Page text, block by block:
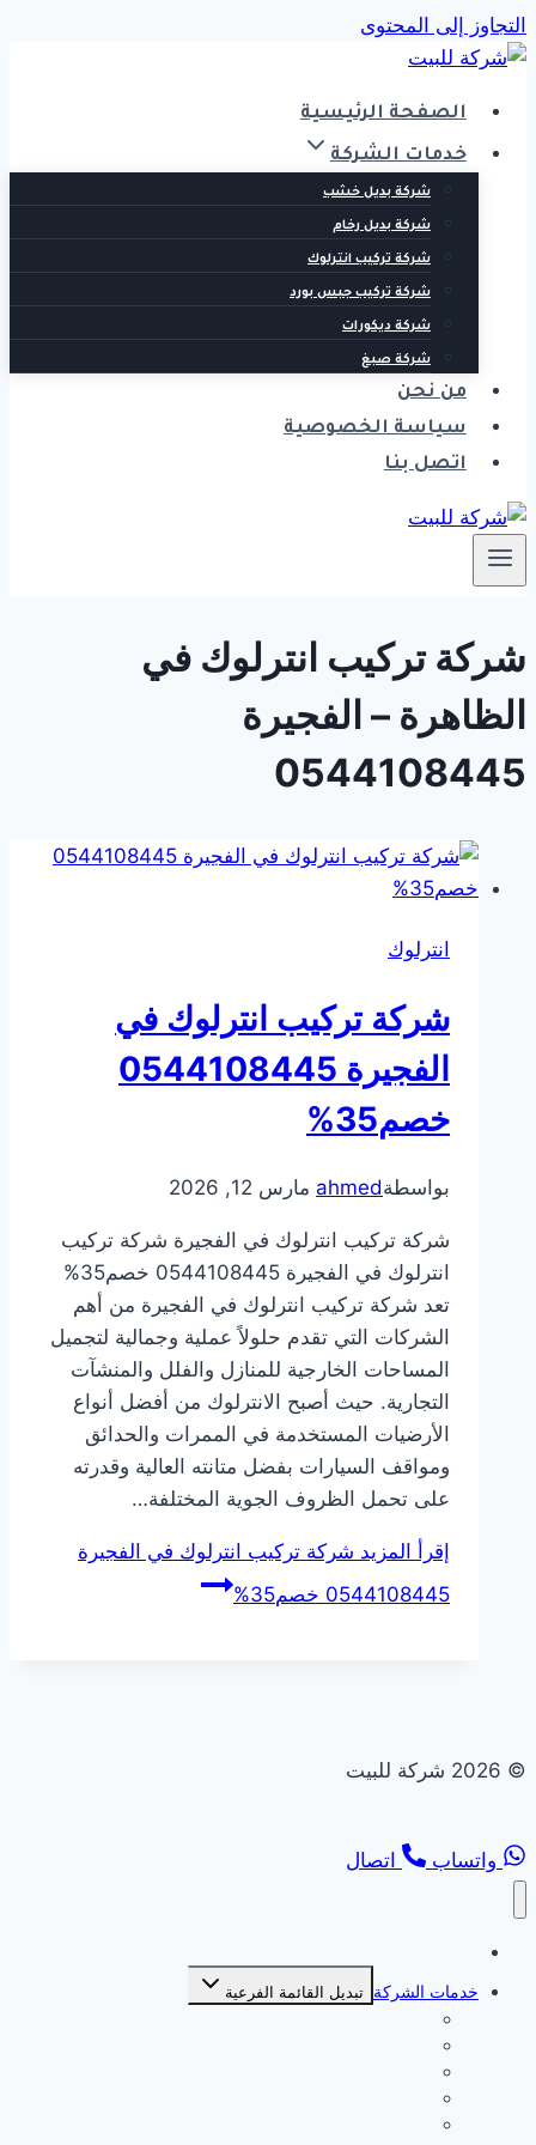
التجاوز إلى المحتوى
الصفحة الرئيسية
خدمات الشركة
شركة بديل خشب
شركة بديل رخام
شركة تركيب انترلوك
شركة تركيب جبس بورد
شركة ديكورات
شركة صبغ
من نحن
سياسة الخصوصية
اتصل بنا
شركة تركيب انترلوك في
الظاهرة – الفجيرة
0544108445
انترلوك
شركة تركيب انترلوك في
الفجيرة 0544108445
خصم35%
بواسطةahmed مارس 12, 2026
شركة تركيب انترلوك في الفجيرة شركة تركيب
انترلوك في الفجيرة 0544108445 خصم35%
تعد شركة تركيب انترلوك في الفجيرة من أهم
الشركات التي تقدم حلولاً عملية وجمالية لتجميل
المساحات الخارجية للمنازل والفلل والمنشآت
التجارية. حيث أصبح الانترلوك من أفضل أنواع
الأرضيات المستخدمة في الممرات والحدائق
ومواقف السيارات بفضل متانته العالية وقدرته
على تحمل الظروف الجوية المختلفة…
إقرأ المزيد شركة تركيب انترلوك في الفجيرة
0544108445 خصم35%
© 2026 شركة للبيت
واتساب اتصال
خدمات الشركة تبديل القائمة الفرعية